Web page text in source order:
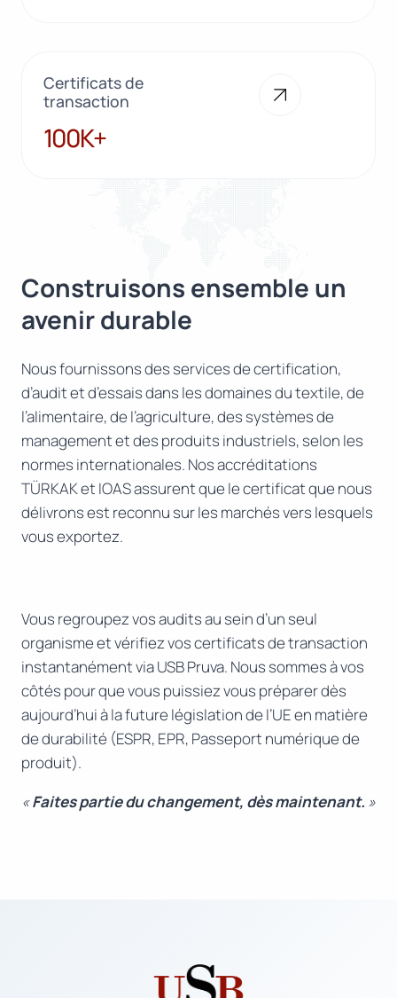
Certificats de
transaction
100K+
100K+
Construisons ensemble un
avenir durable
Nous fournissons des services de certification,
d’audit et d’essais dans les domaines du textile, de
l’alimentaire, de l’agriculture, des systèmes de
management et des produits industriels, selon les
normes internationales. Nos accréditations
TÜRKAK et IOAS assurent que le certificat que nous
délivrons est reconnu sur les marchés vers lesquels
vous exportez.
Vous regroupez vos audits au sein d’un seul
organisme et vérifiez vos certificats de transaction
instantanément via USB Pruva. Nous sommes à vos
côtés pour que vous puissiez vous préparer dès
aujourd’hui à la future législation de l’UE en matière
de durabilité (ESPR, EPR, Passeport numérique de
produit).
«Faites partie du changement, dès maintenant. »